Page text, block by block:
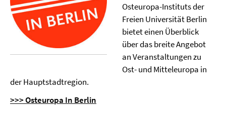
Osteuropa-Instituts der
Freien Universität Berlin
bietet einen Überblick
über das breite Angebot
an Veranstaltungen zu
Ost- und Mitteleuropa in
der Hauptstadtregion.
>>> Osteuropa In Berlin